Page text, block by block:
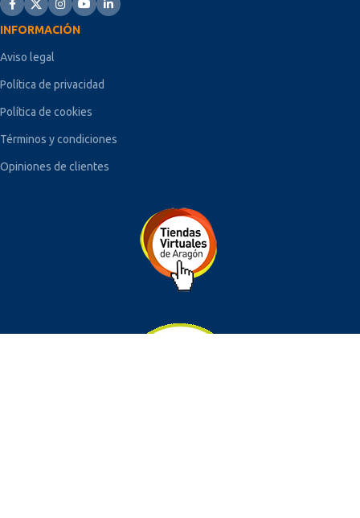
INFORMACIÓN
Aviso legal
Política de privacidad
Política de cookies
Términos y condiciones
Opiniones de clientes